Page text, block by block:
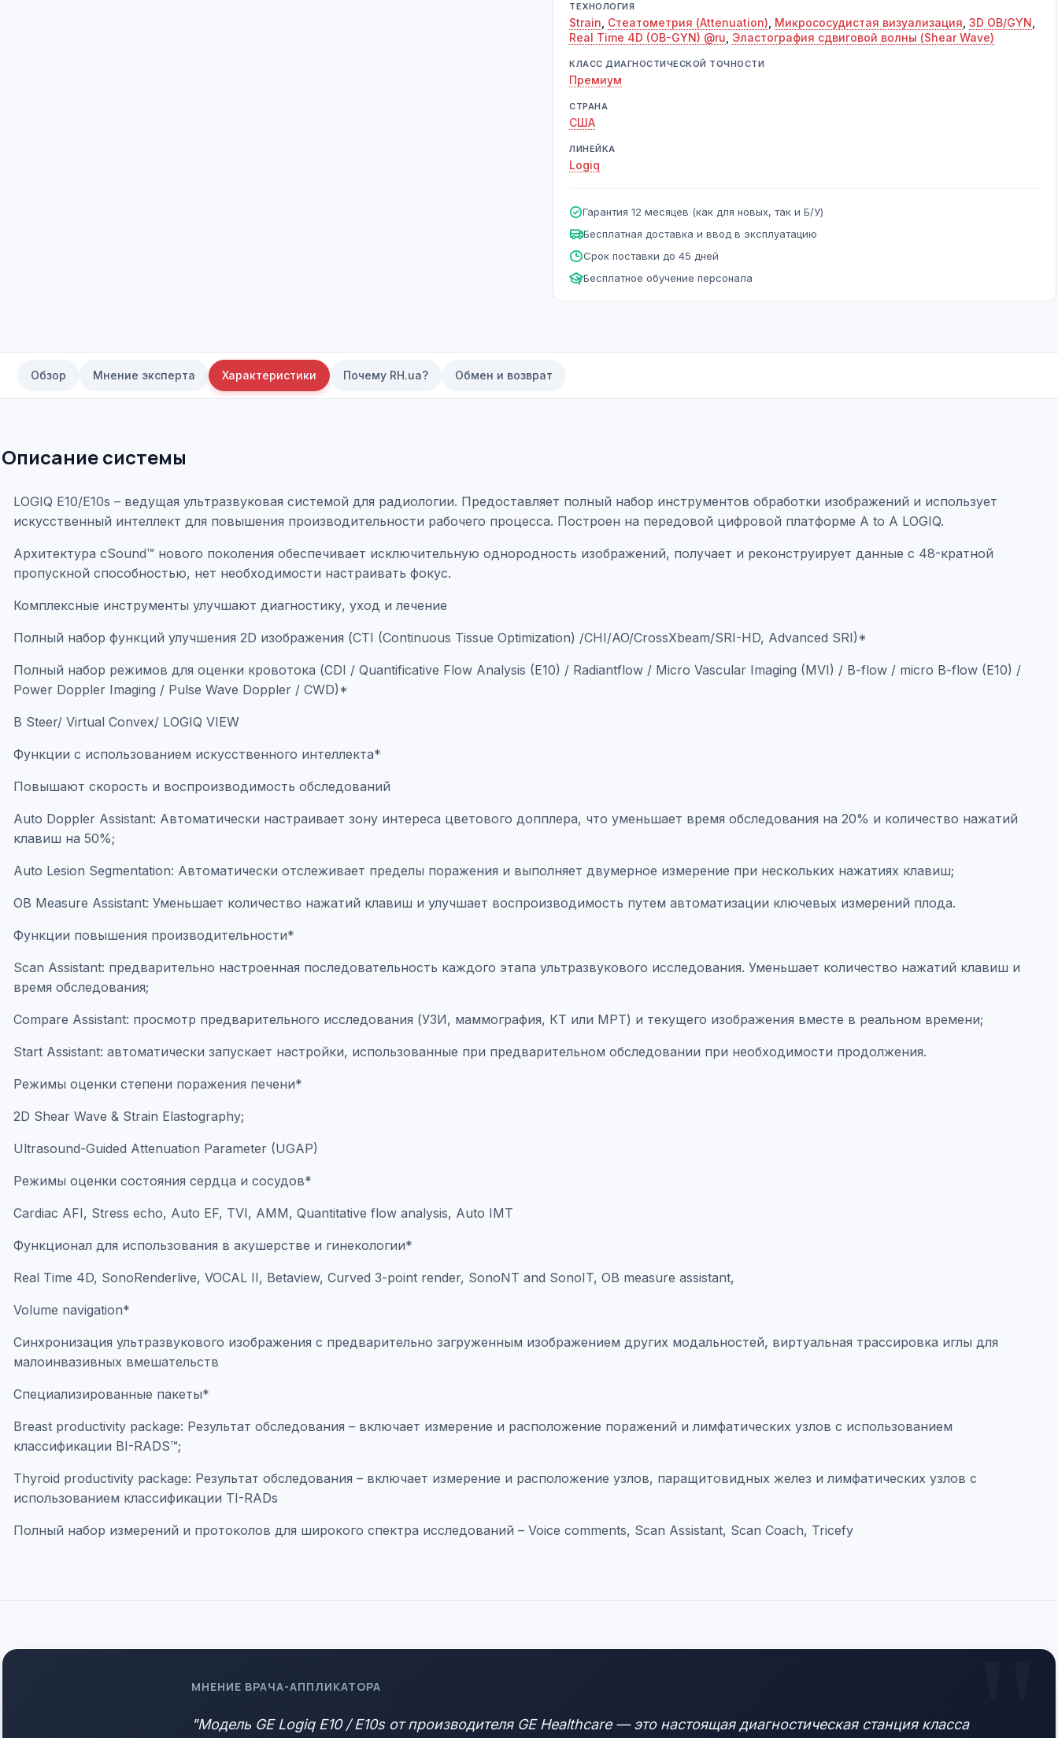
ТЕХНОЛОГИЯ
Strain Стеатометрия (Attenuation) Микрососудистая визуализация 3D OB/GYN
Real Time 4D (OB-GYN) @ru Эластография сдвиговой волны (Shear Wave)
КЛАСС ДИАГНОСТИЧЕСКОЙ ТОЧНОСТИ
Премиум
СТРАНА
США
ЛИНЕЙКА
Logiq
Гарантия 12 месяцев (как для новых, так и Б/У)
Бесплатная доставка и ввод в эксплуатацию
Срок поставки до 45 дней
Бесплатное обучение персонала
Обзор Мнение эксперта Характеристики Почему RH.ua? Обмен и возврат
Описание системы
LOGIQ E10/Е10s – ведущая ультразвуковая системой для радиологии. Предоставляет полный набор инструментов обработки изображений и использует
искусственный интеллект для повышения производительности рабочего процесса. Построен на передовой цифровой платформе А to А LOGIQ.
Архитектура cSound™ нового поколения обеспечивает исключительную однородность изображений, получает и реконструирует данные с 48-кратной
пропускной способностью, нет необходимости настраивать фокус.
Комплексные инструменты улучшают диагностику, уход и лечение
Полный набор функций улучшения 2D изображения (CTI (Continuous Tissue Optimization) /CHI/AO/CrossXbeam/SRI-HD, Advanced SRI)*
Полный набор режимов для оценки кровотока (CDI / Quantificative Flow Analysis (E10) / Radiantflow / Micro Vascular Imaging (MVI) / B-flow / micro B-flow (E10) /
Power Doppler Imaging / Pulse Wave Doppler / CWD)*
B Steer/ Virtual Convex/ LOGIQ VIEW
Функции с использованием искусственного интеллекта*
Повышают скорость и воспроизводимость обследований
Auto Doppler Assistant: Автоматически настраивает зону интереса цветового допплера, что уменьшает время обследования на 20% и количество нажатий
клавиш на 50%;
Auto Lesion Segmentation: Автоматически отслеживает пределы поражения и выполняет двумерное измерение при нескольких нажатиях клавиш;
OB Measure Assistant: Уменьшает количество нажатий клавиш и улучшает воспроизводимость путем автоматизации ключевых измерений плода.
Функции повышения производительности*
Scan Assistant: предварительно настроенная последовательность каждого этапа ультразвукового исследования. Уменьшает количество нажатий клавиш и
время обследования;
Compare Assistant: просмотр предварительного исследования (УЗИ, маммография, КТ или МРТ) и текущего изображения вместе в реальном времени;
Start Assistant: автоматически запускает настройки, использованные при предварительном обследовании при необходимости продолжения.
Режимы оценки степени поражения печени*
2D Shear Wave & Strain Elastography;
Ultrasound-Guided Attenuation Parameter (UGAP)
Режимы оценки состояния сердца и сосудов*
Cardiac AFI, Stress echo, Auto EF, TVI, AMM, Quantitative flow analysis, Auto IMT
Функционал для использования в акушерстве и гинекологии*
Real Time 4D, SonoRenderlive, VOCAL II, Betaview, Curved 3-point render, SonoNT and SonoIT, OB measure assistant,
Volume navigation*
Синхронизация ультразвукового изображения с предварительно загруженным изображением других модальностей, виртуальная трассировка иглы для
малоинвазивных вмешательств
Специализированные пакеты*
Breast productivity package: Результат обследования – включает измерение и расположение поражений и лимфатических узлов с использованием
классификации BI-RADS™;
Thyroid productivity package: Результат обследования – включает измерение и расположение узлов, паращитовидных желез и лимфатических узлов с
использованием классификации TI-RADs
Полный набор измерений и протоколов для широкого спектра исследований – Voice comments, Scan Assistant, Scan Coach, Tricefy
МНЕНИЕ ВРАЧА-АППЛИКАТОРА
"Модель GE Logiq E10 / E10s от производителя GE Healthcare — это настоящая диагностическая станция класса